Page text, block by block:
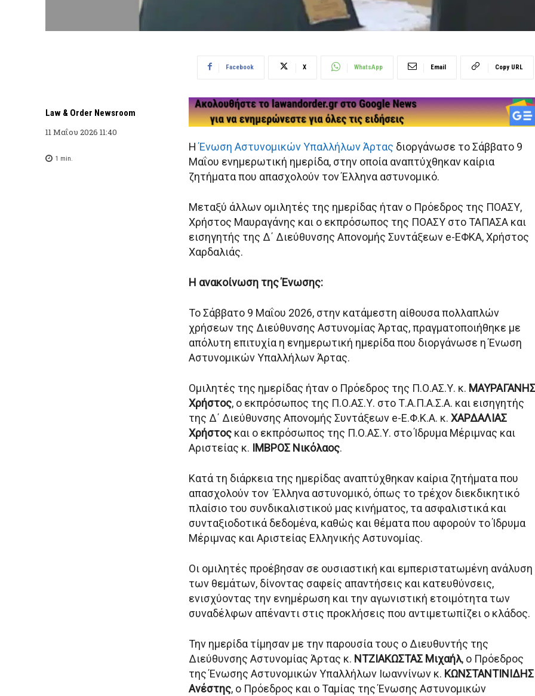
Law & Order Newsroom
11 Μαΐου 2026 11:40
1 min.
Facebook X WhatsApp Email Copy URL
ΗΈνωση Αστυνομικών Υπαλλήλων Άρτας διοργάνωσε το Σάββατο 9
Μαΐου ενημερωτική ημερίδα, στην οποία αναπτύχθηκαν καίρια
ζητήματα που απασχολούν τον Έλληνα αστυνομικό.
Μεταξύ άλλων ομιλητές της ημερίδας ήταν ο Πρόεδρος της ΠΟΑΣΥ,
Χρήστος Μαυραγάνης και ο εκπρόσωπος της ΠΟΑΣΥ στο ΤΑΠΑΣΑ και
εισηγητής της Δ΄ Διεύθυνσης Απονομής Συντάξεων e-ΕΦΚΑ, Χρήστος
Χαρδαλιάς.
Η ανακοίνωση της Ένωσης:
Το Σάββατο 9 Μαΐου 2026, στην κατάμεστη αίθουσα πολλαπλών
χρήσεων της Διεύθυνσης Αστυνομίας Άρτας, πραγματοποιήθηκε με
απόλυτη επιτυχία η ενημερωτική ημερίδα που διοργάνωσε η Ένωση
Αστυνομικών Υπαλλήλων Άρτας.
Ομιλητές της ημερίδας ήταν ο Πρόεδρος της Π.Ο.ΑΣ.Υ. κ. ΜΑΥΡΑΓΑΝΗΣ
Χρήστος, ο εκπρόσωπος της Π.Ο.ΑΣ.Υ. στο Τ.Α.Π.Α.Σ.Α. και εισηγητής
της Δ΄ Διεύθυνσης Απονομής Συντάξεων e-Ε.Φ.Κ.Α. κ. ΧΑΡΔΑΛΙΑΣ
Χρήστος και ο εκπρόσωπος της Π.Ο.ΑΣ.Υ. στο Ίδρυμα Μέριμνας και
Αριστείας κ. ΙΜΒΡΟΣ Νικόλαος.
Κατά τη διάρκεια της ημερίδας αναπτύχθηκαν καίρια ζητήματα που
απασχολούν τον Έλληνα αστυνομικό, όπως το τρέχον διεκδικητικό
πλαίσιο του συνδικαλιστικού μας κινήματος, τα ασφαλιστικά και
συνταξιοδοτικά δεδομένα, καθώς και θέματα που αφορούν το Ίδρυμα
Μέριμνας και Αριστείας Ελληνικής Αστυνομίας.
Οι ομιλητές προέβησαν σε ουσιαστική και εμπεριστατωμένη ανάλυση
των θεμάτων, δίνοντας σαφείς απαντήσεις και κατευθύνσεις,
ενισχύοντας την ενημέρωση και την αγωνιστική ετοιμότητα των
συναδέλφων απέναντι στις προκλήσεις που αντιμετωπίζει ο κλάδος.
Την ημερίδα τίμησαν με την παρουσία τους ο Διευθυντής της
Διεύθυνσης Αστυνομίας Άρτας κ. ΝΤΖΙΑΚΩΣΤΑΣ Μιχαήλ, ο Πρόεδρος
της Ένωσης Αστυνομικών Υπαλλήλων Ιωαννίνων κ. ΚΩΝΣΤΑΝΤΙΝΙΔΗΣ
Ανέστης, ο Πρόεδρος και ο Ταμίας της Ένωσης Αστυνομικών